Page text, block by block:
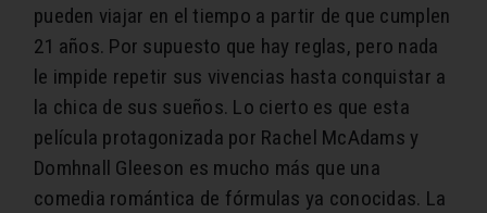
pueden viajar en el tiempo a partir de que cumplen
21 años. Por supuesto que hay reglas, pero nada
le impide repetir sus vivencias hasta conquistar a
la chica de sus sueños. Lo cierto es que esta
película protagonizada por Rachel McAdams y
Domhnall Gleeson es mucho más que una
comedia romántica de fórmulas ya conocidas. La